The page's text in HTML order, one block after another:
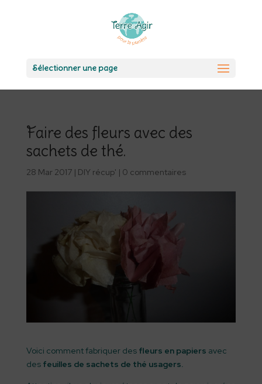
Sélectionner une page
Faire des fleurs avec des
sachets de thé.
28 Mar 2017| DIY récup' | 0 commentaires
Voici comment fabriquer des fleurs en papiers avec
des feuilles de sachets de thé usagers.